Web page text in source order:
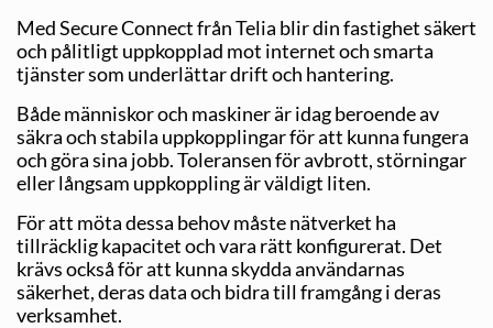
Med Secure Connect från Telia blir din fastighet säkert
och pålitligt uppkopplad mot internet och smarta
tjänster som underlättar drift och hantering.
Både människor och maskiner är idag beroende av
säkra och stabila uppkopplingar för att kunna fungera
och göra sina jobb. Toleransen för avbrott, störningar
eller långsam uppkoppling är väldigt liten.
För att möta dessa behov måste nätverket ha
tillräcklig kapacitet och vara rätt konfigurerat. Det
krävs också för att kunna skydda användarnas
säkerhet, deras data och bidra till framgång i deras
verksamhet.